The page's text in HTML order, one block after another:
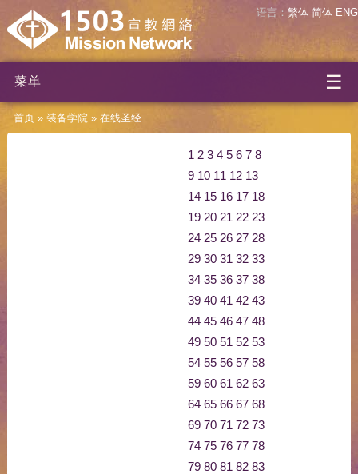
语言： 繁体 简体 ENG
菜单 ☰
首页» 装备学院 » 在线圣经
1 2 3 4 5 6 7 8
9 10 11 12 13
14 15 16 17 18
19 20 21 22 23
24 25 26 27 28
29 30 31 32 33
34 35 36 37 38
39 40 41 42 43
44 45 46 47 48
49 50 51 52 53
54 55 56 57 58
59 60 61 62 63
64 65 66 67 68
69 70 71 72 73
74 75 76 77 78
79 80 81 82 83